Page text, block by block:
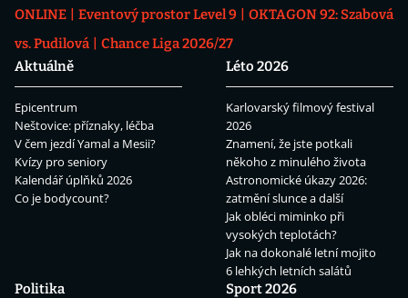
ONLINE
Eventový prostor Level 9
OKTAGON 92: Szabová
vs. Pudilová
Chance Liga 2026/27
Aktuálně
Epicentrum
Neštovice: příznaky, léčba
V čem jezdí Yamal a Mesii?
Kvízy pro seniory
Kalendář úplňků 2026
Co je bodycount?
Léto 2026
Karlovarský filmový festival
2026
Znamení, že jste potkali
někoho z minulého života
Astronomické úkazy 2026:
zatmění slunce a další
Jak obléci miminko při
vysokých teplotách?
Jak na dokonalé letní mojito
6 lehkých letních salátů
Politika
Sport 2026